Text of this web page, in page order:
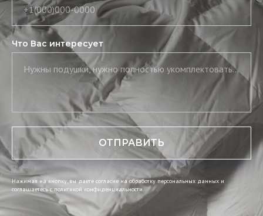
+1(000)000-0000
Что Вас интересует
Нужны подушки, нужно полностью укомплектовать постель, нужны скатерть и салфетки
ОТПРАВИТЬ
Нажимая на кнопку, вы даете согласие на обработку персональных данных и
соглашаетесь c политикой конфиденциальности.